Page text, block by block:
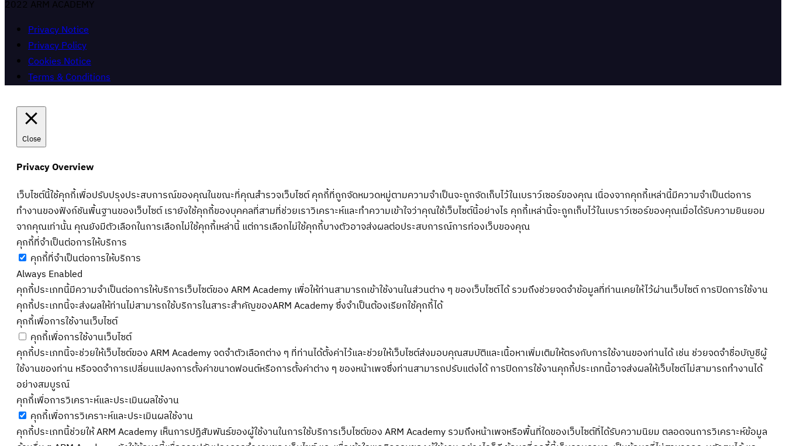
2022 ARM ACADEMY
Privacy Notice
Privacy Policy
Cookies Notice
Terms & Conditions
Close
Privacy Overview
เว็บไซต์นี้ใช้คุกกี้เพื่อปรับปรุงประสบการณ์ของคุณในขณะที่คุณสำรวจเว็บไซต์ คุกกี้ที่ถูกจัดหมวดหมู่ตามความจำเป็นจะถูกจัดเก็บไว้ในเบราว์เซอร์ของคุณ เนื่องจากคุกกี้เหล่านี้มีความจำเป็นต่อการ
ทำงานของฟังก์ชันพื้นฐานของเว็บไซต์ เรายังใช้คุกกี้ของบุคคลที่สามที่ช่วยเราวิเคราะห์และทำความเข้าใจว่าคุณใช้เว็บไซต์นี้อย่างไร คุกกี้เหล่านี้จะถูกเก็บไว้ในเบราว์เซอร์ของคุณเมื่อได้รับความยินยอม
จากคุณเท่านั้น คุณยังมีตัวเลือกในการเลือกไม่ใช้คุกกี้เหล่านี้ แต่การเลือกไม่ใช้คุกกี้บางตัวอาจส่งผลต่อประสบการณ์การท่องเว็บของคุณ
คุกกี้ที่จำเป็นต่อการให้บริการ
คุกกี้ที่จำเป็นต่อการให้บริการ
Always Enabled
คุกกี้ประเภทนี้มีความจำเป็นต่อการให้บริการเว็บไซต์ของ ARM Academy เพื่อให้ท่านสามารถเข้าใช้งานในส่วนต่าง ๆ ของเว็บไซต์ได้ รวมถึงช่วยจดจำข้อมูลที่ท่านเคยให้ไว้ผ่านเว็บไซต์ การปิดการใช้งาน
คุกกี้ประเภทนี้จะส่งผลให้ท่านไม่สามารถใช้บริการในสาระสำคัญของARM Academy ซึ่งจำเป็นต้องเรียกใช้คุกกี้ได้
คุกกี้เพื่อการใช้งานเว็บไซต์
คุกกี้เพื่อการใช้งานเว็บไซต์
คุกกี้ประเภทนี้จะช่วยให้เว็บไซต์ของ ARM Academy จดจำตัวเลือกต่าง ๆ ที่ท่านได้ตั้งค่าไว้และช่วยให้เว็บไซต์ส่งมอบคุณสมบัติและเนื้อหาเพิ่มเติมให้ตรงกับการใช้งานของท่านได้ เช่น ช่วยจดจำชื่อบัญชีผู้
ใช้งานของท่าน หรือจดจำการเปลี่ยนแปลงการตั้งค่าขนาดฟอนต์หรือการตั้งค่าต่าง ๆ ของหน้าเพจซึ่งท่านสามารถปรับแต่งได้ การปิดการใช้งานคุกกี้ประเภทนี้อาจส่งผลให้เว็บไซต์ไม่สามารถทำงานได้
อย่างสมบูรณ์
คุกกี้เพื่อการวิเคราะห์และประเมินผลใช้งาน
คุกกี้เพื่อการวิเคราะห์และประเมินผลใช้งาน
คุกกี้ประเภทนี้ช่วยให้ ARM Academy เห็นการปฏิสัมพันธ์ของผู้ใช้งานในการใช้บริการเว็บไซต์ของ ARM Academy รวมถึงหน้าเพจหรือพื้นที่ใดของเว็บไซต์ที่ได้รับความนิยม ตลอดจนการวิเคราะห์ข้อมูล